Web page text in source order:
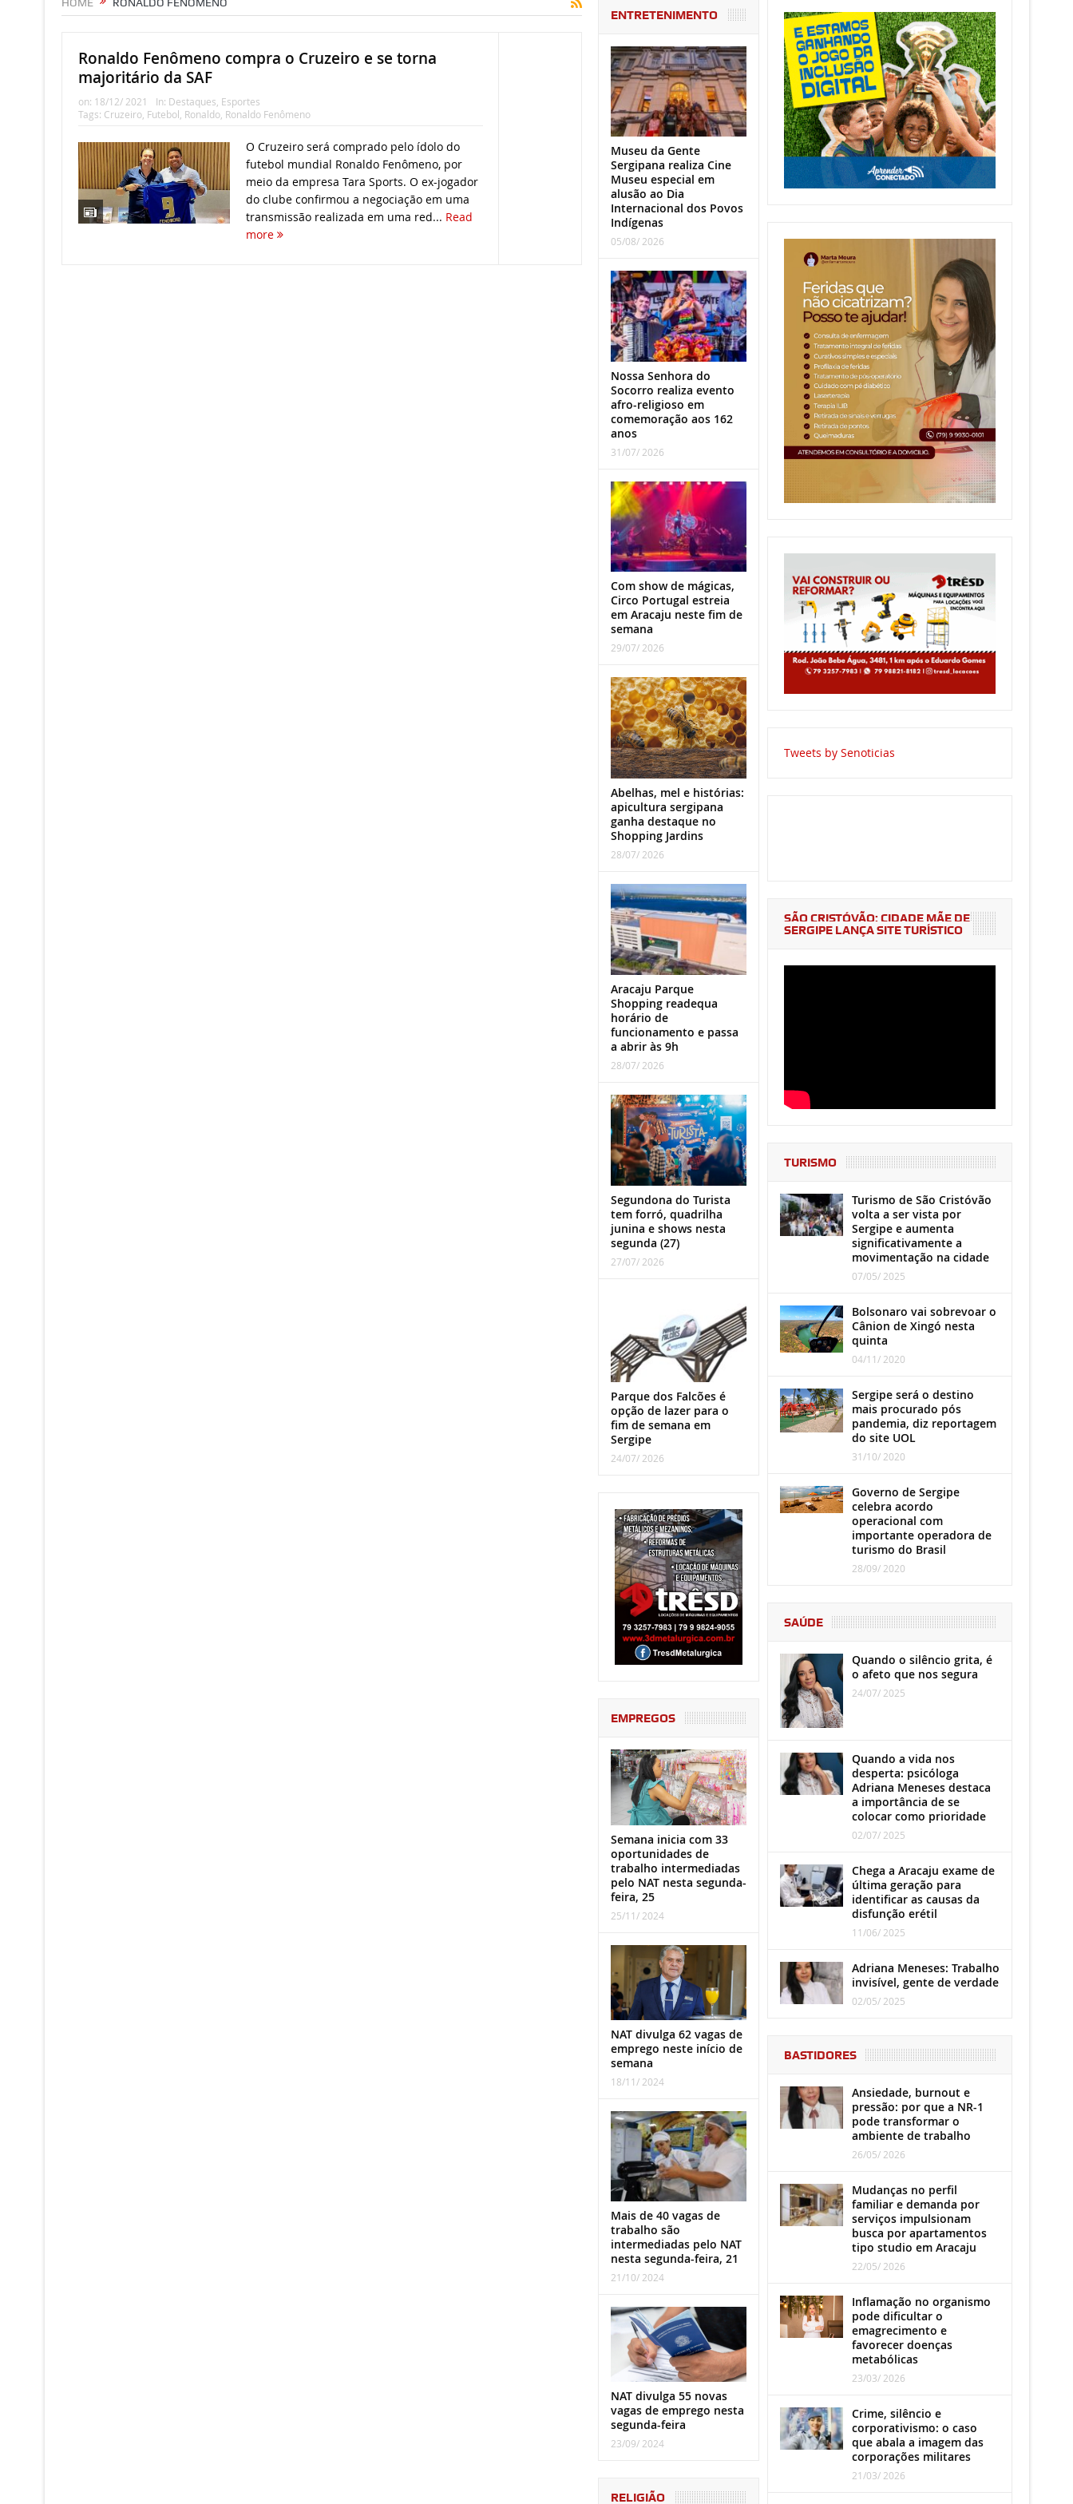
Ronaldo Fenômeno compra o Cruzeiro e se torna
majoritário da SAF
on: 18/12/ 2021 In: Destaques Esportes
Tags: Cruzeiro, Futebol Ronaldo, Ronaldo Fenômeno
O Cruzeiro será comprado pelo ídolo do
futebol mundial Ronaldo Fenômeno, por
meio da empresa Tara Sports. O ex-jogador
do clube confirmou a negociação em uma
transmissão realizada em uma red... Read
more
ENTRETENIMENTO
Museu da Gente
Sergipana realiza Cine
Museu especial em
alusão ao Dia
Internacional dos Povos
Indígenas
05/08/ 2026
Nossa Senhora do
Socorro realiza evento
afro-religioso em
comemoração aos 162
anos
31/07/ 2026
Com show de mágicas,
Circo Portugal estreia
em Aracaju neste fim de
semana
29/07/ 2026
Abelhas, mel e histórias:
apicultura sergipana
ganha destaque no
Shopping Jardins
28/07/ 2026
Aracaju Parque
Shopping readequa
horário de
funcionamento e passa
a abrir às 9h
28/07/ 2026
Segundona do Turista
tem forró, quadrilha
junina e shows nesta
segunda (27)
27/07/ 2026
Parque dos Falcões é
opção de lazer para o
fim de semana em
Sergipe
24/07/ 2026
EMPREGOS
Semana inicia com 33
oportunidades de
trabalho intermediadas
pelo NAT nesta segunda-
feira, 25
25/11/ 2024
NAT divulga 62 vagas de
emprego neste início de
semana
18/11/ 2024
Mais de 40 vagas de
trabalho são
intermediadas pelo NAT
nesta segunda-feira, 21
21/10/ 2024
NAT divulga 55 novas
vagas de emprego nesta
segunda-feira
23/09/ 2024
RELIGIÃO
Tweets by Senoticias
SÃO CRISTÓVÃO: CIDADE MÃE DE
SERGIPE LANÇA SITE TURÍSTICO
TURISMO
Turismo de São Cristóvão
volta a ser vista por
Sergipe e aumenta
significativamente a
movimentação na cidade
07/05/ 2025
Bolsonaro vai sobrevoar o
Cânion de Xingó nesta
quinta
04/11/ 2020
Sergipe será o destino
mais procurado pós
pandemia, diz reportagem
do site UOL
31/10/ 2020
Governo de Sergipe
celebra acordo
operacional com
importante operadora de
turismo do Brasil
28/09/ 2020
SAÚDE
Quando o silêncio grita, é
o afeto que nos segura
24/07/ 2025
Quando a vida nos
desperta: psicóloga
Adriana Meneses destaca
a importância de se
colocar como prioridade
02/07/ 2025
Chega a Aracaju exame de
última geração para
identificar as causas da
disfunção erétil
11/06/ 2025
Adriana Meneses: Trabalho
invisível, gente de verdade
02/05/ 2025
BASTIDORES
Ansiedade, burnout e
pressão: por que a NR-1
pode transformar o
ambiente de trabalho
26/05/ 2026
Mudanças no perfil
familiar e demanda por
serviços impulsionam
busca por apartamentos
tipo studio em Aracaju
22/05/ 2026
Inflamação no organismo
pode dificultar o
emagrecimento e
favorecer doenças
metabólicas
23/03/ 2026
Crime, silêncio e
corporativismo: o caso
que abala a imagem das
corporações militares
21/03/ 2026